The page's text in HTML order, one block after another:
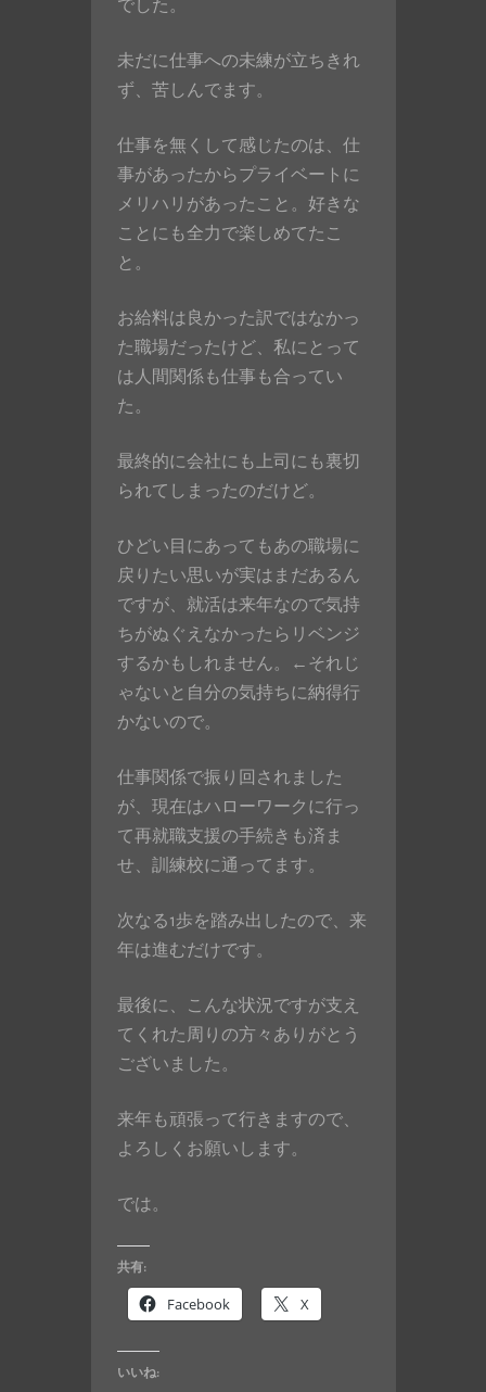
でした。
未だに仕事への未練が立ちきれ
ず、苦しんでます。
仕事を無くして感じたのは、仕
事があったからプライベートに
メリハリがあったこと。好きな
ことにも全力で楽しめてたこ
と。
お給料は良かった訳ではなかっ
た職場だったけど、私にとって
は人間関係も仕事も合ってい
た。
最終的に会社にも上司にも裏切
られてしまったのだけど。
ひどい目にあってもあの職場に
戻りたい思いが実はまだあるん
ですが、就活は来年なので気持
ちがぬぐえなかったらリベンジ
するかもしれません。←それじ
ゃないと自分の気持ちに納得行
かないので。
仕事関係で振り回されました
が、現在はハローワークに行っ
て再就職支援の手続きも済ま
せ、訓練校に通ってます。
次なる1歩を踏み出したので、来
年は進むだけです。
最後に、こんな状況ですが支え
てくれた周りの方々ありがとう
ございました。
来年も頑張って行きますので、
よろしくお願いします。
では。
共有:
Facebook X
いいね: